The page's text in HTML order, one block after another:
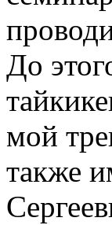
До
мой
также